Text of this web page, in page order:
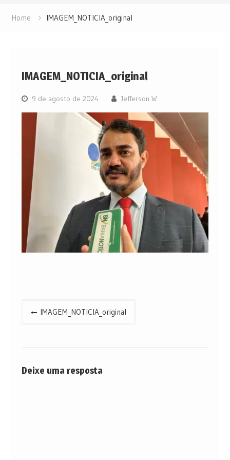
Home IMAGEM_NOTICIA_original
IMAGEM_NOTICIA_original
9 de agosto de 2024 Jefferson W
Navegação
IMAGEM_NOTICIA_original
Deixe uma resposta